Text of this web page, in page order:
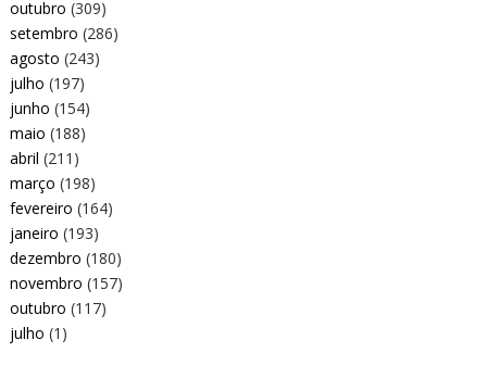
outubro (309)
setembro (286)
agosto (243)
julho (197)
junho (154)
maio (188)
abril (211)
março (198)
fevereiro (164)
janeiro (193)
dezembro (180)
novembro (157)
outubro (117)
julho (1)